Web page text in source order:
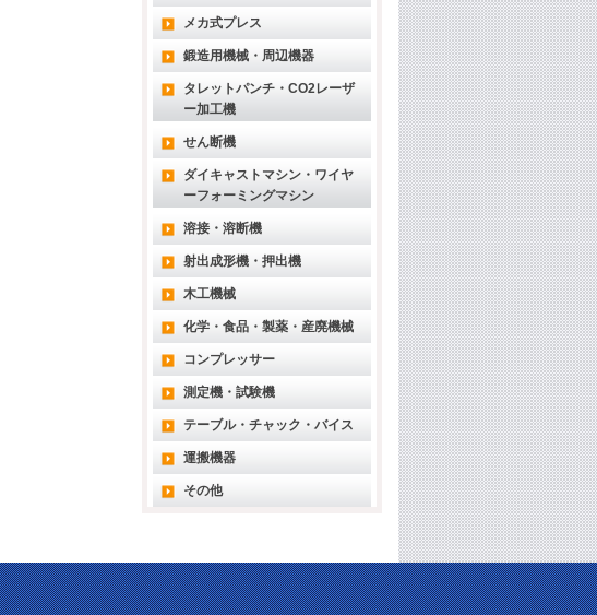
メカ式プレス
鍛造用機械・周辺機器
タレットパンチ・CO2レーザ
ー加工機
せん断機
ダイキャストマシン・ワイヤ
ーフォーミングマシン
溶接・溶断機
射出成形機・押出機
木工機械
化学・食品・製薬・産廃機械
コンプレッサー
測定機・試験機
テーブル・チャック・バイス
運搬機器
その他